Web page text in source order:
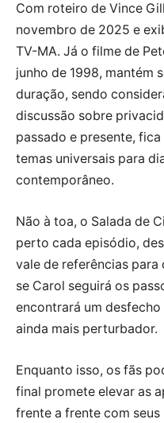
Com roteiro de Vince
novembro de 2025 e
TV-MA. Já o filme de
junho de 1998, mantém
duração, sendo
discussão sobre
passado e presente,
temas universais para
contemporâneo.
Não à toa, o Salada de
perto cada episódio,
vale de referências para
se Carol seguirá os
encontrará um
ainda mais perturbador.
Enquanto isso, os fãs
final promete elevar as
frente a frente com seus